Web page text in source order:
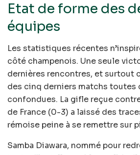
Etat de forme des
équipes
Les statistiques récentes
côté champenois. Une seule
dernières rencontres, et surtout
des cinq derniers matchs
confondues. La gifle reçue
de France (0-3) a laissé des
rémoise peine à se remettre sur
Samba Diawara, nommé pour